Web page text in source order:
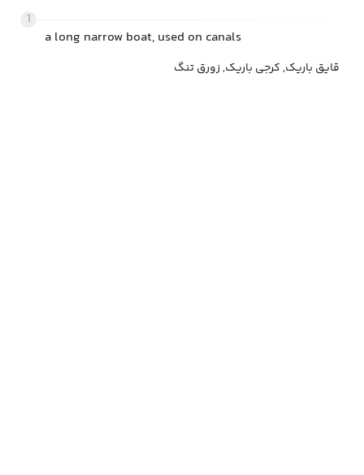
1
a long narrow boat, used on canals
قایق باریک, کرجی باریک, زورق تنگ